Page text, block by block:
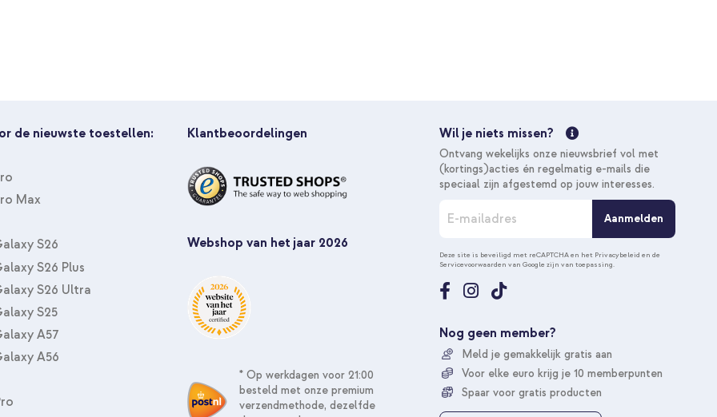
de nieuwste toestellen:
Max
S26
S26 Plus
S26 Ultra
S25
A57
A56
Klantbeoordelingen
Webshop van het jaar 2026
* Op werkdagen voor 21:00
besteld met onze premium
verzendmethode, dezelfde
Wil je niets missen?
Ontvang wekelijks onze nieuwsbrief vol met
(kortings)acties én regelmatig e-mails die
speciaal zijn afgestemd op jouw interesses.
n
n
e
e
u
p
o
n
Aanmelden
Deze site is beveiligd met reCAPTCHA en het Privacybeleid en de
Servicevoorwaarden van Google zijn van toepassing.
Nog geen member?
Meld je gemakkelijk gratis aan
Voor elke euro krijg je 10 memberpunten
Spaar voor gratis producten